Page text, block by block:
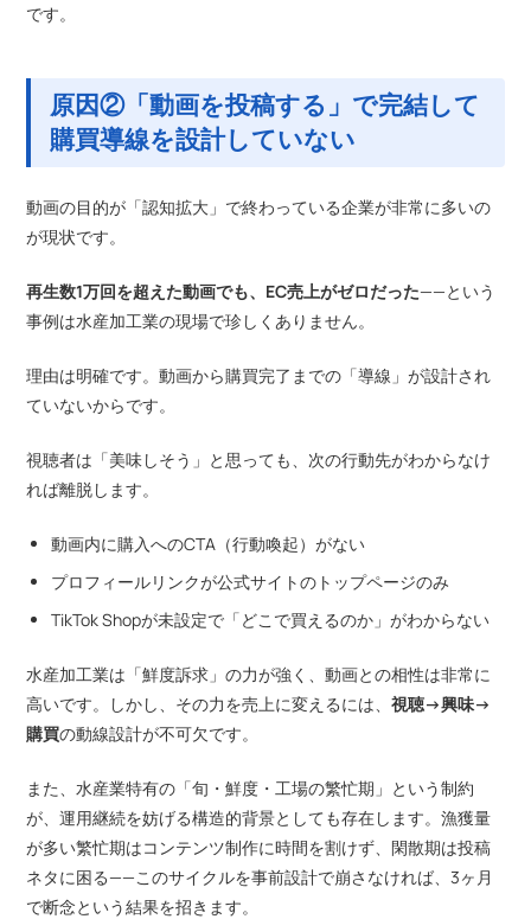
です。
原因②「動画を投稿する」で完結して
購買導線を設計していない
動画の目的が「認知拡大」で終わっている企業が非常に多いの
が現状です。
再生数1万回を超えた動画でも、EC売上がゼロだった——という
事例は水産加工業の現場で珍しくありません。
理由は明確です。動画から購買完了までの「導線」が設計され
ていないからです。
視聴者は「美味しそう」と思っても、次の行動先がわからなけ
れば離脱します。
動画内に購入へのCTA（行動喚起）がない
プロフィールリンクが公式サイトのトップページのみ
TikTok Shopが未設定で「どこで買えるのか」がわからない
水産加工業は「鮮度訴求」の力が強く、動画との相性は非常に
高いです。しかし、その力を売上に変えるには、視聴→興味→
購買の動線設計が不可欠です。
また、水産業特有の「旬・鮮度・工場の繁忙期」という制約
が、運用継続を妨げる構造的背景としても存在します。漁獲量
が多い繁忙期はコンテンツ制作に時間を割けず、閑散期は投稿
ネタに困る——このサイクルを事前設計で崩さなければ、3ヶ月
で断念という結果を招きます。